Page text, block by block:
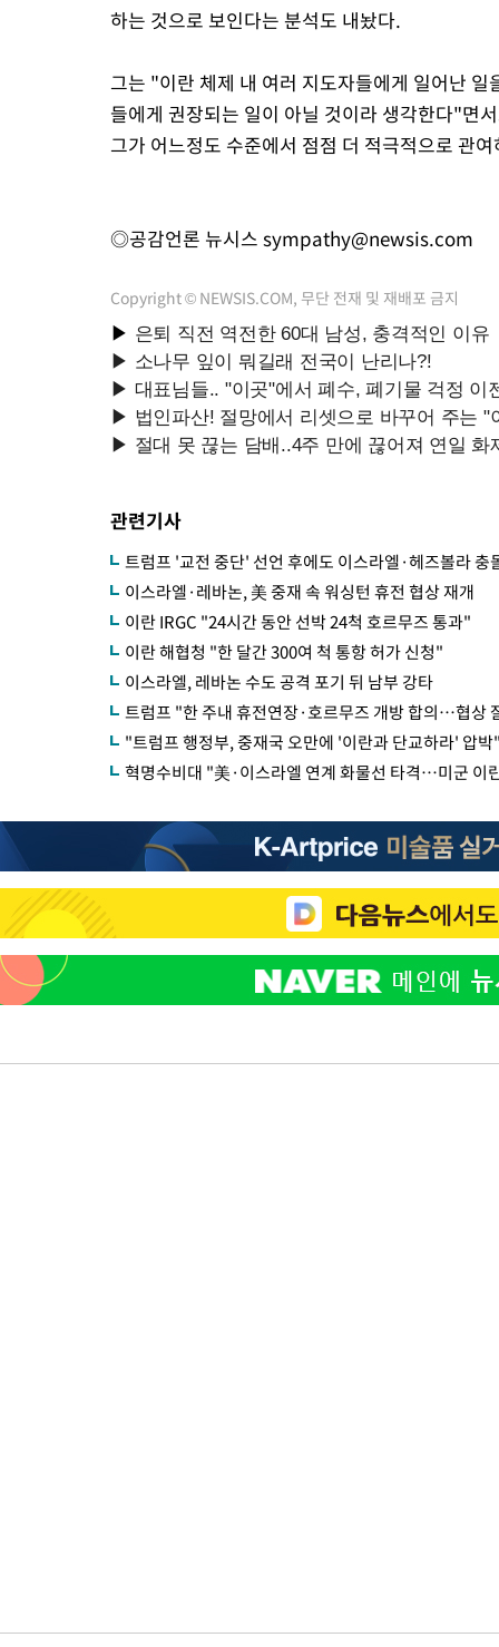
하는 것으로 보인다는 분석도 내놨다.
그는 "이란 체제 내 여러 지도자들에게 일어난
들에게 권장되는 일이 아닐 것이라 생각한다"면
그가 어느정도 수준에서 점점 더 적극적으로 관
◎공감언론 뉴시스 sympathy@newsis.com
Copyright © NEWSIS.COM, 무단 전재 및 재배포 금지
관련기사
트럼프 '교전 중단' 선언 후에도 이스라엘·헤즈볼라 충
이스라엘·레바논, 美 중재 속 워싱턴 휴전 협상 재개
이란 IRGC "24시간 동안 선박 24척 호르무즈 통과"
이란 해협청 "한 달간 300여 척 통항 허가 신청"
이스라엘, 레바논 수도 공격 포기 뒤 남부 강타
트럼프 "한 주내 휴전연장·호르무즈 개방 합의…협상
"트럼프 행정부, 중재국 오만에 '이란과 단교하라' 압
혁명수비대 "美·이스라엘 연계 화물선 타격…미군 이